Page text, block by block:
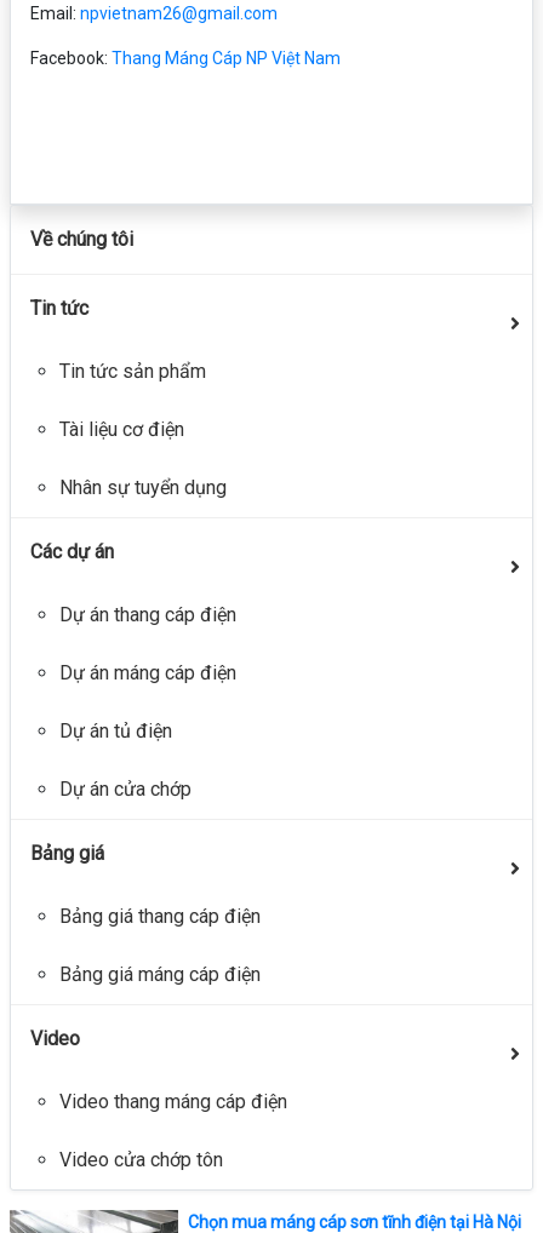
Email: npvietnam26@gmail.com
Facebook: Thang Máng Cáp NP Việt Nam
Về chúng tôi
Tin tức
Tin tức sản phẩm
Tài liệu cơ điện
Nhân sự tuyển dụng
Các dự án
Dự án thang cáp điện
Dự án máng cáp điện
Dự án tủ điện
Dự án cửa chớp
Bảng giá
Bảng giá thang cáp điện
Bảng giá máng cáp điện
Video
Video thang máng cáp điện
Video cửa chớp tôn
Chọn mua máng cáp sơn tĩnh điện tại Hà Nội